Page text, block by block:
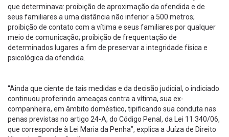
que determinava: proibição de aproximação da ofendida e de
seus familiares a uma distância não inferior a 500 metros;
proibição de contato com a vítima e seus familiares por qualquer
meio de comunicação; proibição de frequentação de
determinados lugares a fim de preservar a integridade física e
psicológica da ofendida.
“Ainda que ciente de tais medidas e da decisão judicial, o indiciado
continuou proferindo ameaças contra a vítima, sua ex-
companheira, em âmbito doméstico, tipificando sua conduta nas
penas previstas no artigo 24-A, do Código Penal, da Lei 11.340/06,
que corresponde à Lei Maria da Penha”, explica a Juíza de Direito